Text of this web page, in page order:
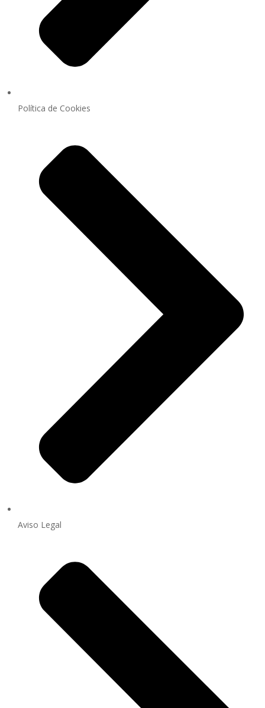
Política de Cookies
Aviso Legal